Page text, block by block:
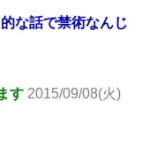
な話で禁術なんじ
す 2015/09/08(火)